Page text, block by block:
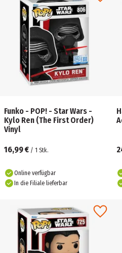
Funko - POP! - Star Wars -
Kylo Ren (The First Order)
Vinyl
16,99 € / 1 Stk.
Online verfügbar
In die Filiale lieferbar